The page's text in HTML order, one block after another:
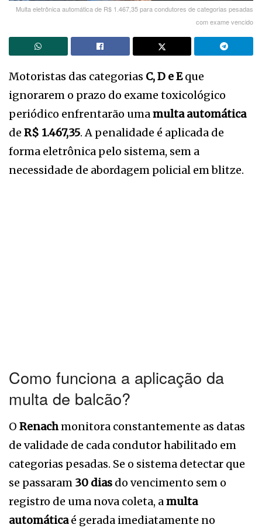
Multa eletrônica automática de R$ 1.467,35 para condutores de categorias pesadas
com exame vencido
Motoristas das categorias C, D e Eque
ignorarem o prazo do exame toxicológico
periódico enfrentarão umamulta automática
de R$ 1.467,35. A penalidade é aplicada de
forma eletrônica pelo sistema, sem a
necessidade de abordagem policial em blitze.
Como funciona a aplicação da
multa de balcão?
O Renachmonitora constantemente as datas
de validade de cada condutor habilitado em
categorias pesadas. Se o sistema detectar que
se passaram 30 dias do vencimento sem o
registro de uma nova coleta, amulta
automáticaé gerada imediatamente no